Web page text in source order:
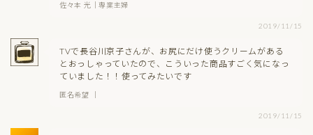
佐々本 光｜専業主婦
2019/11/15
TVで長谷川京子さんが、お尻にだけ使うクリームがある
とおっしゃっていたので、こういった商品すごく気になっ
ていました！！使ってみたいです
匿名希望 ｜
2019/11/15